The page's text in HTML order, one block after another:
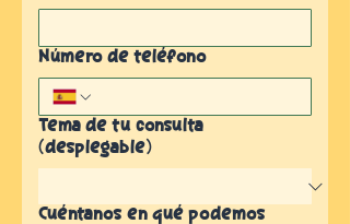
Número de teléfono
Tema de tu consulta
(desplegable)
Cuéntanos en qué podemos